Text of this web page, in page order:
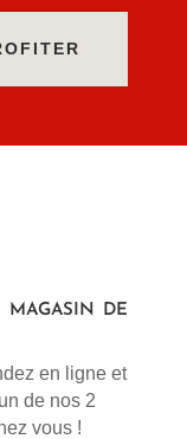
de
en ligne et
de nos 2
vous !